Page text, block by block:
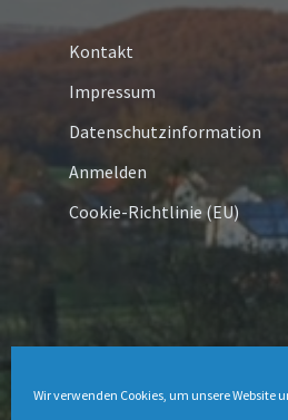
Wir verwenden Cookies, um unsere Website
Kontakt
Impressum
Datenschutzinformation
Anmelden
Cookie-Richtlinie (EU)